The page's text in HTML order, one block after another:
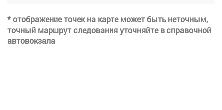
* отображение точек на карте может быть неточным,
точный маршрут следования уточняйте в справочной
автовокзала